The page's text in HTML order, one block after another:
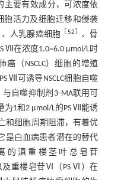
要有效成分，可浓度依
胞活力及细胞迁移和侵袭
、人乳腺癌细胞 52
、骨
Ⅶ在浓度1.0~6.0 μmol/L时
（NSCLC）细胞的增殖
Ⅶ可诱导NSCLC细胞自噬
自噬抑制剂3⁃MA联用可
为1和2 μmol/L的PS Ⅶ能诱
和细胞周期阻滞，有着优
是白血病患者潜在的替代
的滇重楼茎叶总皂苷
及重楼皂苷Ⅵ（PS Ⅵ）在